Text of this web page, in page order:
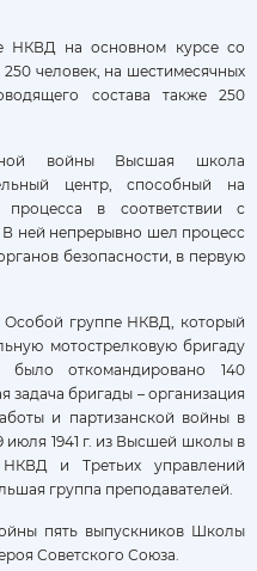
НКВД на основном курсе со
человек, на шестимесячных
состава также 250
войны Высшая школа
центр, способный на
процесса в соответствии с
ней непрерывно шел процесс
безопасности, в первую
группе НКВД, который
мотострелковую бригаду
откомандировано 140
бригады – организация
и партизанской войны в
июля 1941 г. из Высшей школы в
и Третьих управлений
группа преподавателей.
пять выпускников Школы
Советского Союза.